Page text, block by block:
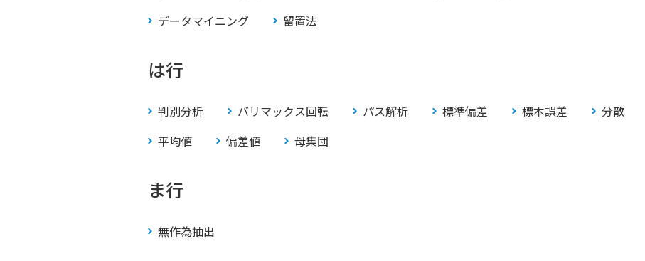
データマイニング
留置法
は行
判別分析 バリマックス回転 パス解析 標準偏差 標本誤差 分散
平均値
偏差値 母集団
ま行
無作為抽出